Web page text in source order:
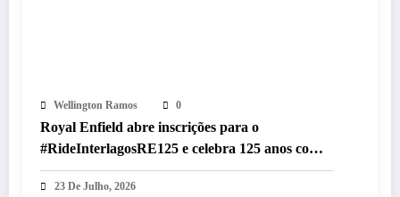
Wellington Ramos 0
Royal Enfield abre inscrições para o
#RideInterlagosRE125 e celebra 125 anos com
desfile histórico em Interlagos
23 De Julho, 2026